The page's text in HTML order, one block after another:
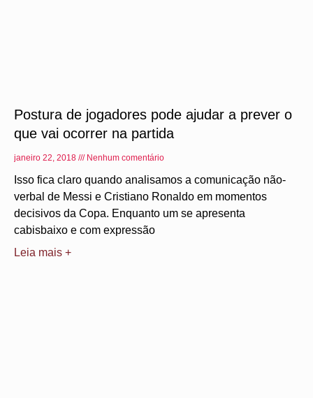
Postura de jogadores pode ajudar a prever o
que vai ocorrer na partida
janeiro 22, 2018 Nenhum comentário
Isso fica claro quando analisamos a comunicação não-
verbal de Messi e Cristiano Ronaldo em momentos
decisivos da Copa. Enquanto um se apresenta
cabisbaixo e com expressão
Leia mais +